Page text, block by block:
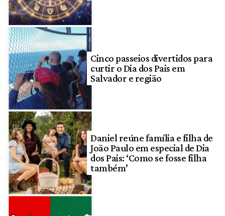
Cinco passeios divertidos para
curtir o Dia dos Pais em
Salvador e região
Daniel reúne família e filha de
João Paulo em especial de Dia
dos Pais: ‘Como se fosse filha
também’